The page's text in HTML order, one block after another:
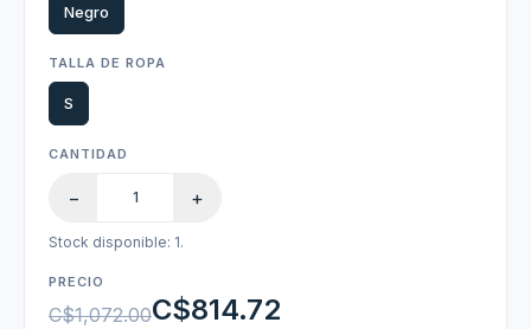
PRECIO
C$1,072.00C$814.72
Negro
TALLA DE ROPA
S
CANTIDAD
− +
Stock disponible: 1.